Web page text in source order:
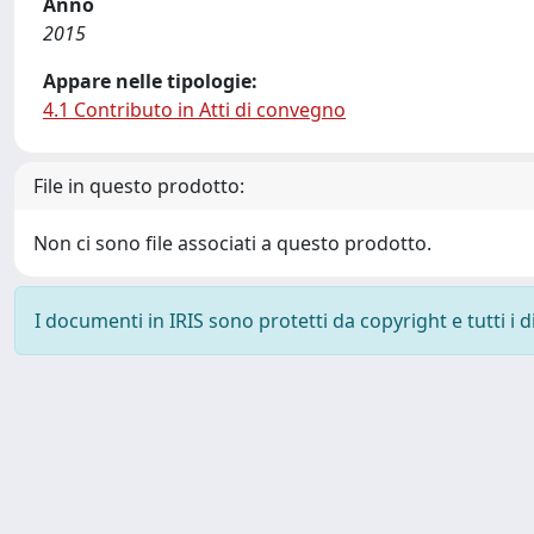
2015
Appare nelle tipologie:
4.1 Contributo in Atti di convegno
File in questo prodotto:
Non ci sono file associati a questo prodotto.
I documenti in IRIS sono protetti da copyright e tutti i